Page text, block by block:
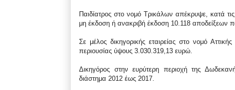
Παιδίατρος στο νομό Τρικάλων απέκρυψε, κατά
μη έκδοση ή ανακριβή έκδοση 10.118 αποδείξεων
Σε μέλος δικηγορικής εταιρείας στο νομό
περιουσίας ύψους 3.030.319,13 ευρώ.
Δικηγόρος στην ευρύτερη περιοχή της
διάστημα 2012 έως 2017.